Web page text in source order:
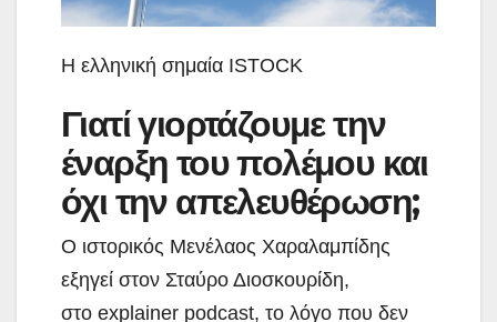
Η ελληνική σημαία ISTOCK
Γιατί γιορτάζουμε την
έναρξη του πολέμου και
όχι την απελευθέρωση;
Ο ιστορικός Μενέλαος Χαραλαμπίδης
εξηγεί στον Σταύρο Διοσκουρίδη,
στο explainer podcast, το λόγο που δεν